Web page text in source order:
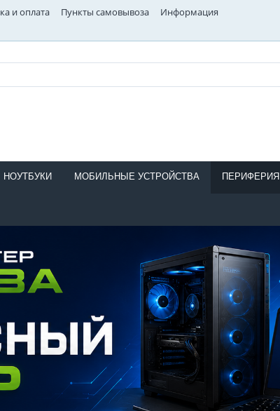
и оплата Пункты самовывоза Информация
НОУТБУКИ МОБИЛЬНЫЕ УСТРОЙСТВА ПЕРИФЕРИЯ